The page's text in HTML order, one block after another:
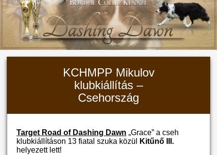
KCHMPP Mikulov
klubkiállítás –
Csehország
Target Road of Dashing Dawn „Grace” a cseh
klubkiállításon 13 fiatal szuka közül
Kitűnő III.
helyezett lett!